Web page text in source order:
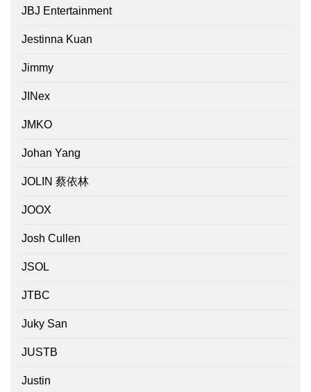
JBJ Entertainment
Jestinna Kuan
Jimmy
JINex
JMKO
Johan Yang
JOLIN 蔡依林
JOOX
Josh Cullen
JSOL
JTBC
Juky San
JUSTB
Justin